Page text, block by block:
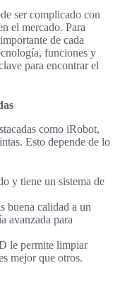
ser complicado con
el mercado. Para
de cada
funciones y
para encontrar el
como iRobot,
Esto depende de lo
y tiene un sistema de
buena calidad a un
avanzada para
le permite limpiar
mejor que otros.